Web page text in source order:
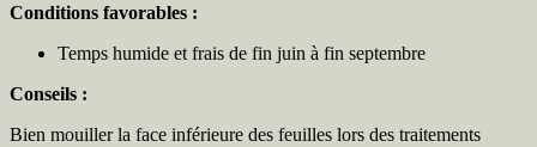
Conditions favorables :
Temps humide et frais de fin juin à fin septembre
Conseils :
Bien mouiller la face inférieure des feuilles lors des traitements